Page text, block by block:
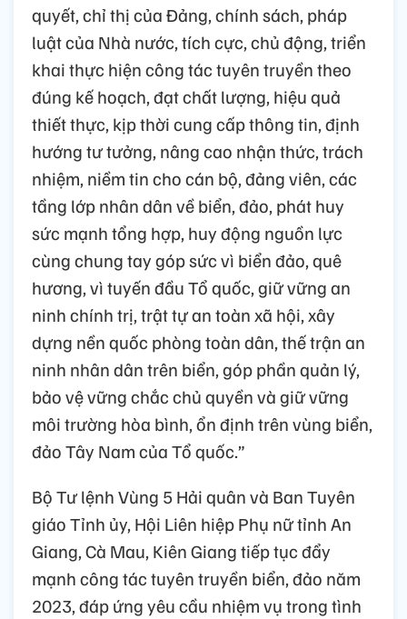
quyết, chỉ thị của Đảng, chính sách, pháp
luật của Nhà nước, tích cực, chủ động, triển
khai thực hiện công tác tuyên truyền theo
đúng kế hoạch, đạt chất lượng, hiệu quả
thiết thực, kịp thời cung cấp thông tin, định
hướng tư tưởng, nâng cao nhận thức, trách
nhiệm, niềm tin cho cán bộ, đảng viên, các
tầng lớp nhân dân về biển, đảo, phát huy
sức mạnh tổng hợp, huy động nguồn lực
cùng chung tay góp sức vì biển đảo, quê
hương, vì tuyến đầu Tổ quốc, giữ vững an
ninh chính trị, trật tự an toàn xã hội, xây
dựng nền quốc phòng toàn dân, thế trận an
ninh nhân dân trên biển, góp phần quản lý,
bảo vệ vững chắc chủ quyền và giữ vững
môi trường hòa bình, ổn định trên vùng biển,
đảo Tây Nam của Tổ quốc.”
Bộ Tư lệnh Vùng 5 Hải quân và Ban Tuyên
giáo Tỉnh ủy, Hội Liên hiệp Phụ nữ tỉnh An
Giang, Cà Mau, Kiên Giang tiếp tục đẩy
mạnh công tác tuyên truyền biển, đảo năm
2023, đáp ứng yêu cầu nhiệm vụ trong tình